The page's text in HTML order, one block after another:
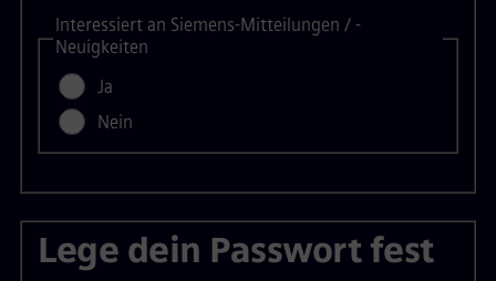
Interessiert an Siemens-Mitteilungen / -
Neuigkeiten
Ja
Nein
Lege dein Passwort fest